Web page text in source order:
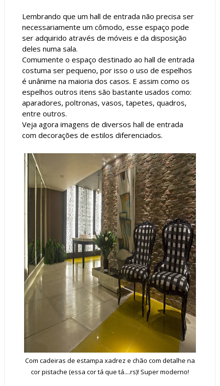
Lembrando que um hall de entrada não precisa ser
necessariamente um cômodo, esse espaço pode
ser adquirido através de móveis e da disposição
deles numa sala.
Comumente o espaço destinado ao hall de entrada
costuma ser pequeno, por isso o uso de espelhos
é unânime na maioria dos casos. E assim como os
espelhos outros itens são bastante usados como:
aparadores, poltronas, vasos, tapetes, quadros,
entre outros.
Veja agora imagens de diversos hall de entrada
com decorações de estilos diferenciados.
Com cadeiras de estampa xadrez e chão com detalhe na
cor pistache (essa cor tá que tá....rs)! Super moderno!